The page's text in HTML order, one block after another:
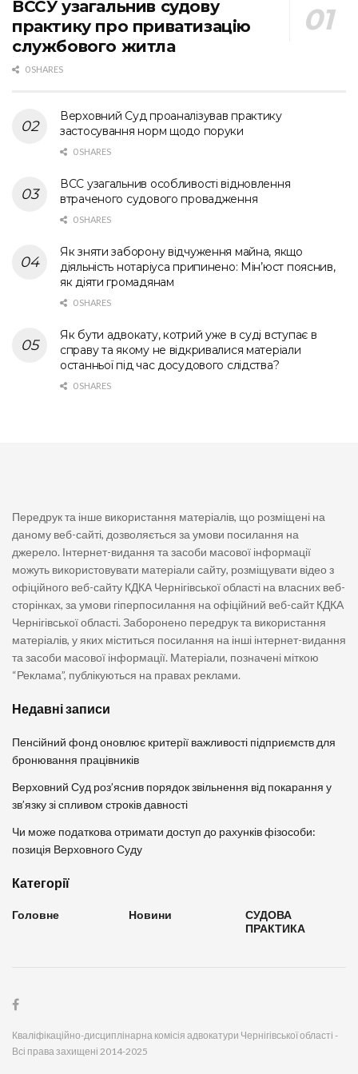
ВССУ узагальнив судову
практику про приватизацію
службового житла
0 SHARES
Верховний Суд проаналізував практику
застосування норм щодо поруки
0 SHARES
ВСС узагальнив особливості відновлення
втраченого судового провадження
0 SHARES
Як зняти заборону відчуження майна, якщо
діяльність нотаріуса припинено: Мін’юст пояснив,
як діяти громадянам
0 SHARES
Як бути адвокату, котрий уже в суді вступає в
справу та якому не відкривалися матеріали
останньої під час досудового слідства?
0 SHARES
Передрук та інше використання матеріалів, що розміщені на
даному веб-сайті, дозволяється за умови посилання на
джерело. Інтернет-видання та засоби масової інформації
можуть використовувати матеріали сайту, розміщувати відео з
офіційного веб-сайту КДКА Чернігівської області на власних веб-
сторінках, за умови гіперпосилання на офіційний веб-сайт КДКА
Чернігівської області. Заборонено передрук та використання
матеріалів, у яких міститься посилання на інші інтернет-видання
та засоби масової інформації. Матеріали, позначені міткою
“Реклама”, публікуються на правах реклами.
Недавні записи
Пенсійний фонд оновлює критерії важливості підприємств для
бронювання працівників
Верховний Суд роз’яснив порядок звільнення від покарання у
зв’язку зі спливом строків давності
Чи може податкова отримати доступ до рахунків фізособи:
позиція Верховного Суду
Категорії
Головне Новини
СУДОВА
ПРАКТИКА
Кваліфікаційно-дисциплінарна комісія адвокатури Чернігівської області -
Всі права захищені 2014-2025